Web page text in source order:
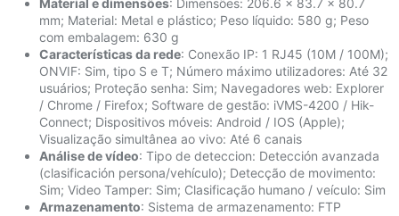
Material e dimensões: Dimensões: 206.6 x 83.7 x 80.7
mm; Material: Metal e plástico; Peso líquido: 580 g; Peso
com embalagem: 630 g
Características da rede: Conexão IP: 1 RJ45 (10M / 100M);
ONVIF: Sim, tipo S e T; Número máximo utilizadores: Até 32
usuários; Proteção senha: Sim; Navegadores web: Explorer
/ Chrome / Firefox; Software de gestão: iVMS-4200 / Hik-
Connect; Dispositivos móveis: Android / IOS (Apple);
Visualização simultânea ao vivo: Até 6 canais
Análise de vídeo: Tipo de deteccion: Detección avanzada
(clasificación persona/vehículo); Detecção de movimento:
Sim; Video Tamper: Sim; Clasificação humano / veículo: Sim
Armazenamento: Sistema de armazenamento: FTP